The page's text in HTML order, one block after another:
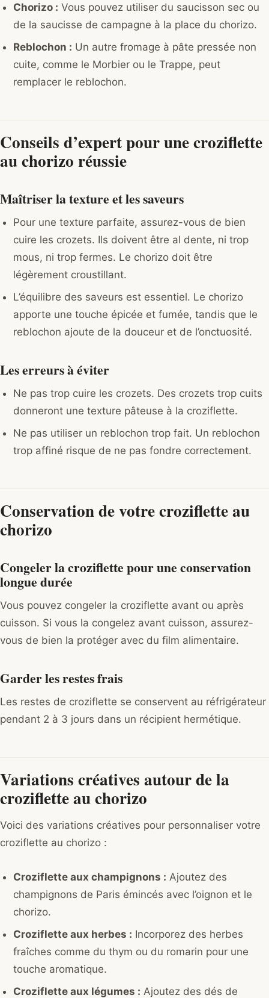
Chorizo : Vous pouvez utiliser du saucisson sec ou
de la saucisse de campagne à la place du chorizo.
Reblochon : Un autre fromage à pâte pressée non
cuite, comme le Morbier ou le Trappe, peut
remplacer le reblochon.
Conseils d’expert pour une croziflette
au chorizo réussie
Maîtriser la texture et les saveurs
Pour une texture parfaite, assurez-vous de bien
cuire les crozets. Ils doivent être al dente, ni trop
mous, ni trop fermes. Le chorizo doit être
légèrement croustillant.
L’équilibre des saveurs est essentiel. Le chorizo
apporte une touche épicée et fumée, tandis que le
reblochon ajoute de la douceur et de l’onctuosité.
Les erreurs à éviter
Ne pas trop cuire les crozets. Des crozets trop cuits
donneront une texture pâteuse à la croziflette.
Ne pas utiliser un reblochon trop fait. Un reblochon
trop affiné risque de ne pas fondre correctement.
Conservation de votre croziflette au
chorizo
Congeler la croziflette pour une conservation
longue durée
Vous pouvez congeler la croziflette avant ou après
cuisson. Si vous la congelez avant cuisson, assurez-
vous de bien la protéger avec du film alimentaire.
Garder les restes frais
Les restes de croziflette se conservent au réfrigérateur
pendant 2 à 3 jours dans un récipient hermétique.
Variations créatives autour de la
croziflette au chorizo
Voici des variations créatives pour personnaliser votre
croziflette au chorizo :
Croziflette aux champignons : Ajoutez des
champignons de Paris émincés avec l’oignon et le
chorizo.
Croziflette aux herbes : Incorporez des herbes
fraîches comme du thym ou du romarin pour une
touche aromatique.
Croziflette aux légumes : Ajoutez des dés de